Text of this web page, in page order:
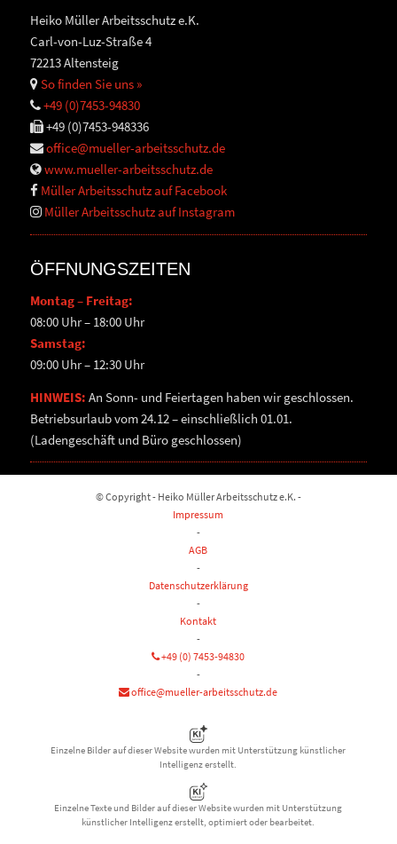
Heiko Müller Arbeitsschutz e.K.
Carl-von-Luz-Straße 4
72213 Altensteig
So finden Sie uns »
+49 (0)7453-94830
+49 (0)7453-948336
office@mueller-arbeitsschutz.de
www.mueller-arbeitsschutz.de
Müller Arbeitsschutz auf Facebook
Müller Arbeitsschutz auf Instagram
ÖFFNUNGSZEITEN
Montag – Freitag:
08:00 Uhr – 18:00 Uhr
Samstag:
09:00 Uhr – 12:30 Uhr
HINWEIS: An Sonn- und Feiertagen haben wir geschlossen.
Betriebsurlaub vom 24.12 – einschließlich 01.01.
(Ladengeschäft und Büro geschlossen)
© Copyright - Heiko Müller Arbeitsschutz e.K. -
Impressum
-
AGB
-
Datenschutzerklärung
-
Kontakt
-
+49 (0) 7453-94830
-
office@mueller-arbeitsschutz.de
Einzelne Bilder auf dieser Website wurden mit Unterstützung künstlicher
Intelligenz erstellt.
Einzelne Texte und Bilder auf dieser Website wurden mit Unterstützung
künstlicher Intelligenz erstellt, optimiert oder bearbeitet.